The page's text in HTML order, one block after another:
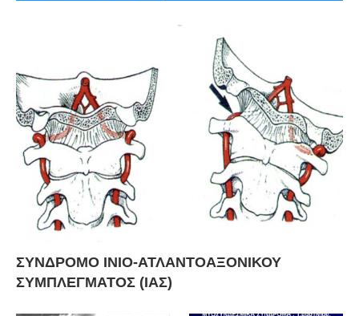
ΣΥΝΔΡΟΜΟ ΙΝΙΟ-ΑΤΛΑΝΤΟΑΞΟΝΙΚΟΥ
ΣΥΜΠΛΕΓΜΑΤΟΣ (ΙΑΣ)